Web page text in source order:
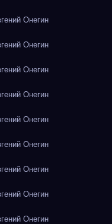
Онегин
Онегин
Онегин
Онегин
Онегин
Онегин
Онегин
Онегин
Онегин